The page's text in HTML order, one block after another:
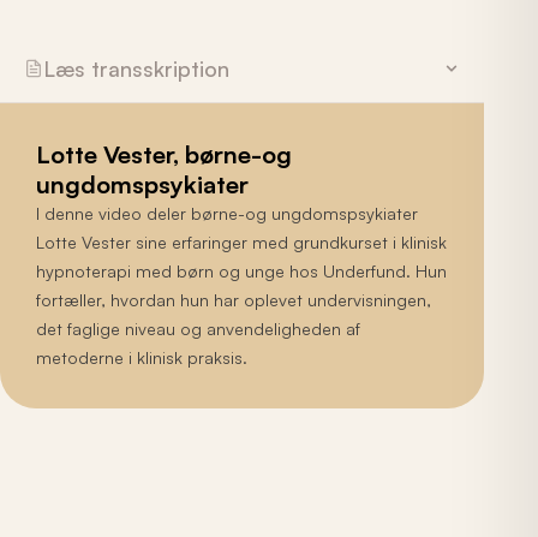
Læs transskription
Lotte Vester, børne-og
ungdomspsykiater
I denne video deler børne-og ungdomspsykiater
Lotte Vester sine erfaringer med grundkurset i klinisk
hypnoterapi med børn og unge hos Underfund. Hun
fortæller, hvordan hun har oplevet undervisningen,
det faglige niveau og anvendeligheden af
metoderne i klinisk praksis.